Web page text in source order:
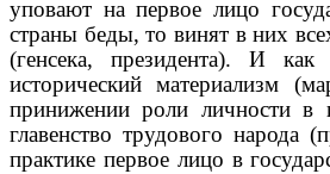
уповают на первое лицо
страны беды, то винят в них
(генсека, президента). И
исторический материализм
принижении роли личности в
главенство трудового народа
практике первое лицо в